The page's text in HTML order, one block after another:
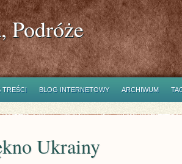
Podróże
TREŚCI BLOG INTERNETOWY ARCHIWUM
Ukrainy